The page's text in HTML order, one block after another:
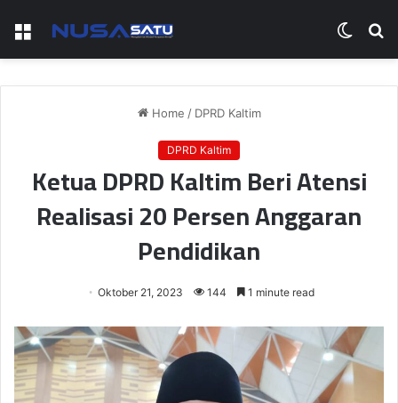
Menu
Switch
skin
Home / DPRD Kaltim
DPRD Kaltim
Ketua DPRD Kaltim Beri Atensi
Realisasi 20 Persen Anggaran
Pendidikan
Oktober 21, 2023 144 1 minute read